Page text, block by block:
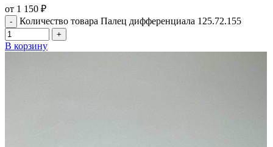
от 1 150 ₽
Количество товара Палец дифференциала 125.72.155
В корзину